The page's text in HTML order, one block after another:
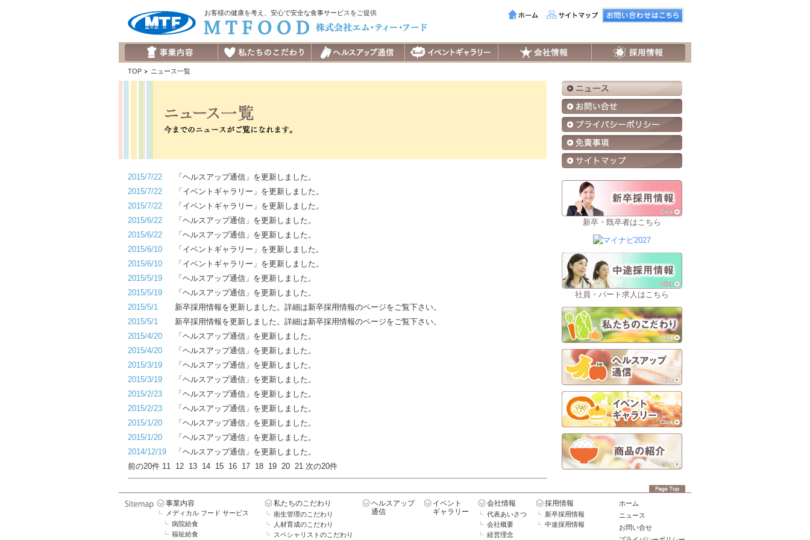
お客様の健康を考え、安心で安全な食事サービスをご提供
TOP ニュース一覧
2015/7/22
「ヘルスアップ通信」を更新しました。
2015/7/22
「イベントギャラリー」を更新しました。
2015/7/22
「イベントギャラリー」を更新しました。
2015/6/22
「ヘルスアップ通信」を更新しました。
2015/6/22
「ヘルスアップ通信」を更新しました。
2015/6/10
「イベントギャラリー」を更新しました。
2015/6/10
「イベントギャラリー」を更新しました。
2015/5/19
「ヘルスアップ通信」を更新しました。
2015/5/19
「ヘルスアップ通信」を更新しました。
2015/5/1
新卒採用情報を更新しました。詳細は新卒採用情報のページをご覧下さい。
2015/5/1
新卒採用情報を更新しました。詳細は新卒採用情報のページをご覧下さい。
2015/4/20
「ヘルスアップ通信」を更新しました。
2015/4/20
「ヘルスアップ通信」を更新しました。
2015/3/19
「ヘルスアップ通信」を更新しました。
2015/3/19
「ヘルスアップ通信」を更新しました。
2015/2/23
「ヘルスアップ通信」を更新しました。
2015/2/23
「ヘルスアップ通信」を更新しました。
2015/1/20
「ヘルスアップ通信」を更新しました。
2015/1/20
「ヘルスアップ通信」を更新しました。
2014/12/19
「ヘルスアップ通信」を更新しました。
前の20件 11 12 13 14 15 16 17 18 19 20 21 次の20件
新卒・既卒者はこちら
社員・パート求人はこちら
事業内容
メディカル フード サービス
病院給食
福祉給食
私たちのこだわり
衛生管理のこだわり
人材育成のこだわり
スペシャリストのこだわり
ヘルスアップ
通信
イベント
ギャラリー
会社情報
代表あいさつ
会社概要
経営理念
採用情報
新卒採用情報
中途採用情報
ホーム
ニュース
お問い合せ